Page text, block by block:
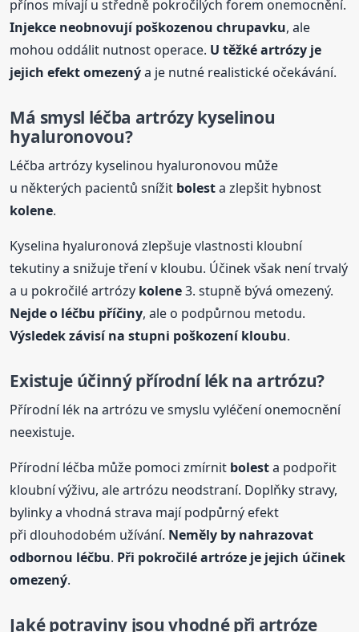
přínos mívají u středně pokročilých forem onemocnění.
Injekce neobnovují poškozenou chrupavku, ale
mohou oddálit nutnost operace. U těžké artrózy je
jejich efekt omezenýa je nutné realistické očekávání.
Má smysl léčba artrózy kyselinou
hyaluronovou?
Léčba artrózy kyselinou hyaluronovou může
u některých pacientů snížit bolesta zlepšit hybnost
kolene.
Kyselina hyaluronová zlepšuje vlastnosti kloubní
tekutiny a snižuje tření v kloubu. Účinek však není trvalý
a u pokročilé artrózy kolene3. stupně bývá omezený.
Nejde o léčbu příčiny, ale o podpůrnou metodu.
Výsledek závisí na stupni poškození kloubu.
Existuje účinný přírodní lék na artrózu?
Přírodní lék na artrózu ve smyslu vyléčení onemocnění
neexistuje.
Přírodní léčba může pomoci zmírnit bolesta podpořit
kloubní výživu, ale artrózu neodstraní. Doplňky stravy,
bylinky a vhodná strava mají podpůrný efekt
při dlouhodobém užívání. Neměly by nahrazovat
odbornou léčbu. Při pokročilé artróze je jejich účinek
omezený.
Jaké potraviny jsou vhodné při artróze